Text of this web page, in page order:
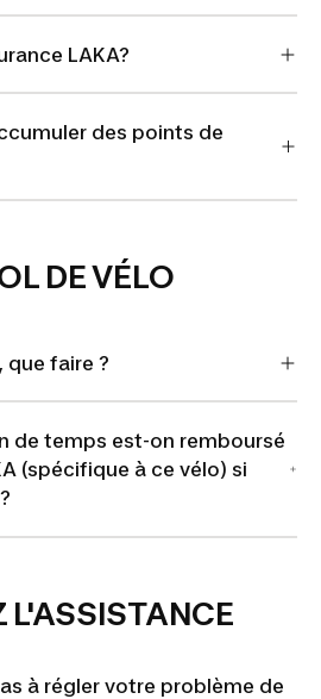
LAKA?
des points de
DE VÉLO
que faire ?
de temps est-on remboursé
(spécifique à ce vélo) si
L'ASSISTANCE
à régler votre problème de